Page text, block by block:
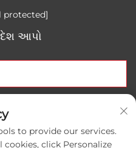
protected]
આપો
to provide our services.
click Personalize